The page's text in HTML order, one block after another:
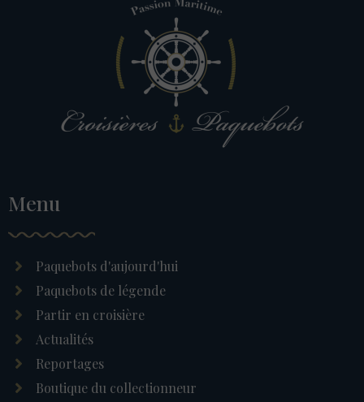
Menu
Paquebots d'aujourd'hui
Paquebots de légende
Partir en croisière
Actualités
Reportages
Boutique du collectionneur